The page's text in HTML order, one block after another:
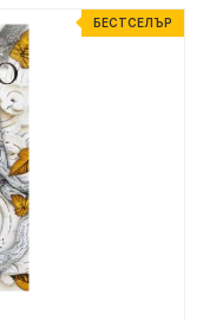
БЕСТСЕЛЪР